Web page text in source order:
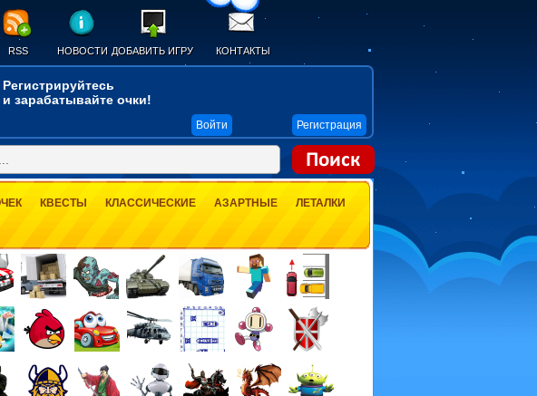
RSS НОВОСТИ ДОБАВИТЬ ИГРУ КОНТАКТЫ
Регистрируйтесь
и зарабатывайте очки!
Войти Регистрация
КВЕСТЫ КЛАССИЧЕСКИЕ АЗАРТНЫЕ
ЛЕТАЛКИ